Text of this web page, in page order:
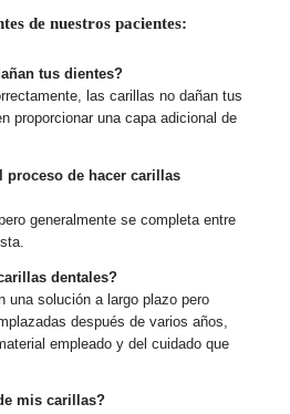
de nuestros pacientes:
tus dientes?
las carillas no dañan tus
proporcionar una capa adicional de
proceso de hacer carillas
generalmente se completa entre
dentales?
una solución a largo plazo pero
después de varios años,
empleado y del cuidado que
mis carillas?